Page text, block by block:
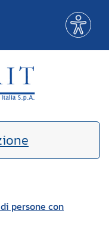
persone con